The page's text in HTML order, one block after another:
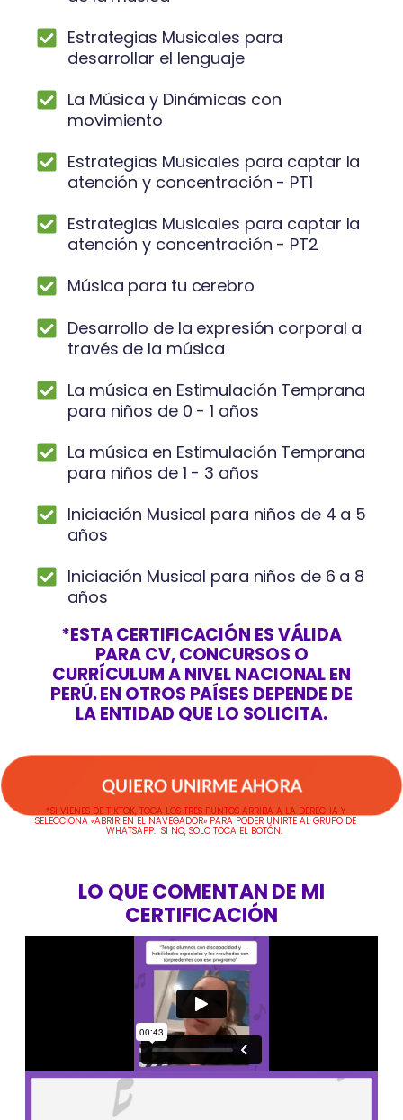
Estrategias Musicales para
desarrollar el lenguaje
La Música y Dinámicas con
movimiento
Estrategias Musicales para captar la
atención y concentración - PT1
Estrategias Musicales para captar la
atención y concentración - PT2
Música para tu cerebro
Desarrollo de la expresión corporal a
través de la música
La música en Estimulación Temprana
para niños de 0 - 1 años
La música en Estimulación Temprana
para niños de 1 - 3 años
Iniciación Musical para niños de 4 a 5
años
Iniciación Musical para niños de 6 a 8
años
*ESTA CERTIFICACIÓN ES VÁLIDA
PARA CV, CONCURSOS O
CURRÍCULUM A NIVEL NACIONAL EN
PERÚ. EN OTROS PAÍSES DEPENDE DE
LA ENTIDAD QUE LO SOLICITA.
QUIERO UNIRME AHORA
*SI VIENES DE TIKTOK, TOCA LOS TRES PUNTOS ARRIBA A LA DERECHA Y
SELECCIONA «ABRIR EN EL NAVEGADOR» PARA PODER UNIRTE AL GRUPO DE
WHATSAPP. SI NO, SOLO TOCA EL BOTÓN.
LO QUE COMENTAN DE MI
CERTIFICACIÓN